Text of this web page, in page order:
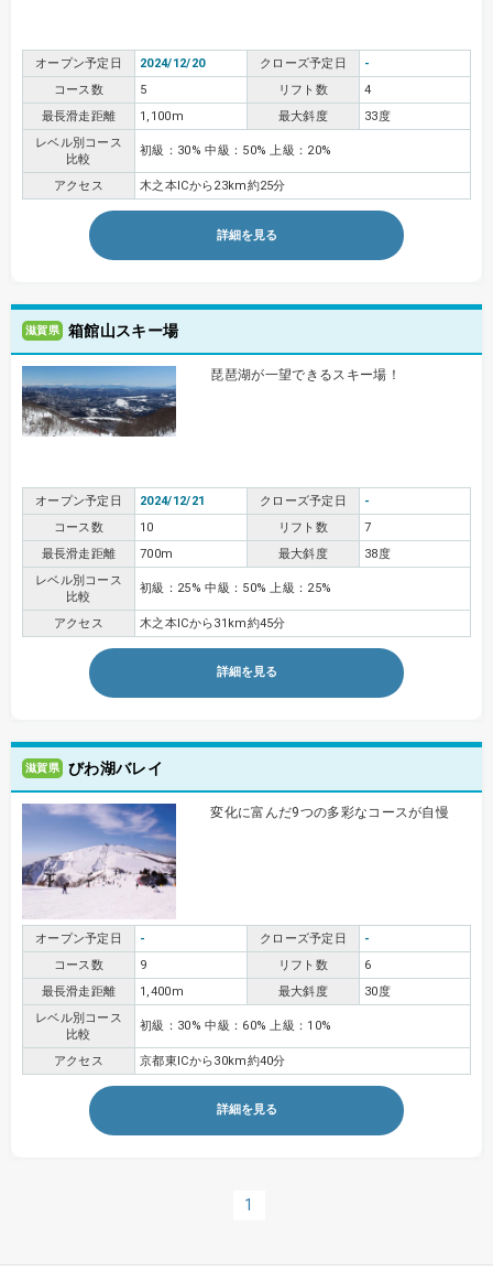
オープン予定日 2024/12/20 クローズ予定日
-
コース数
5 リフト数
4
最長滑走距離
1,100m 最大斜度
33度
レベル別コース
比較
初級：30% 中級：50% 上級：20%
アクセス 木之本ICから23km約25分
詳細を見る
滋賀県 箱館山スキー場
琵琶湖が一望できるスキー場！
オープン予定日 2024/12/21 クローズ予定日
-
コース数
10 リフト数
7
最長滑走距離
700m 最大斜度
38度
レベル別コース
比較
初級：25% 中級：50% 上級：25%
アクセス 木之本ICから31km約45分
詳細を見る
滋賀県 びわ湖バレイ
変化に富んだ9つの多彩なコースが自慢
オープン予定日 - クローズ予定日
-
コース数
9 リフト数
6
最長滑走距離
1,400m 最大斜度
30度
レベル別コース
比較
初級：30% 中級：60% 上級：10%
アクセス 京都東ICから30km約40分
詳細を見る
1